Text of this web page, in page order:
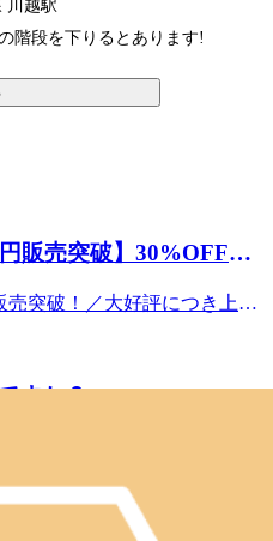
川越駅
階段を下りるとあります!
販売突破】30%OFFのe
売突破！／大好評につき上限
の気持ちをeギフトで届け
間限定キャンペーンです
ございます。「まだ大丈夫」
にお買い求めくださ
期間限定30％OFFキャ
すか？
いつも当店をご利用いただ
す✨ 突然ですが、みなさん